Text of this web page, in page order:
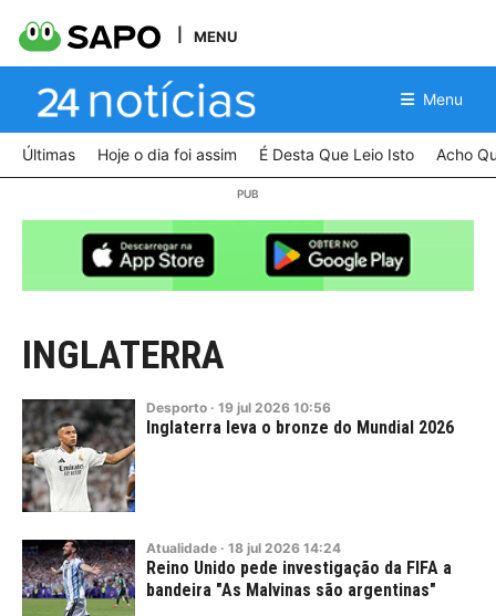
MENU
Menu
Últimas Hoje o dia foi assim É Desta Que Leio Isto Acho
INGLATERRA
Desporto · 19 jul 2026 10:56
Inglaterra leva o bronze do Mundial 2026
Atualidade · 18 jul 2026 14:24
Reino Unido pede investigação da FIFA a
bandeira "As Malvinas são argentinas"